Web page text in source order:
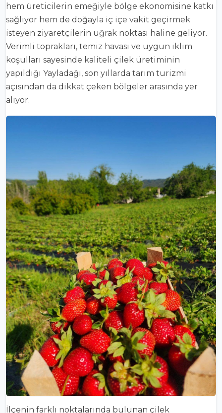
hem üreticilerin emeğiyle bölge ekonomisine katkı
sağlıyor hem de doğayla iç içe vakit geçirmek
isteyen ziyaretçilerin uğrak noktası haline geliyor.
Verimli toprakları, temiz havası ve uygun iklim
koşulları sayesinde kaliteli çilek üretiminin
yapıldığı Yayladağı, son yıllarda tarım turizmi
açısından da dikkat çeken bölgeler arasında yer
alıyor.
İlçenin farklı noktalarında bulunan çilek